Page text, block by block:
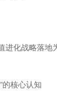
化战略落地
的核心认知